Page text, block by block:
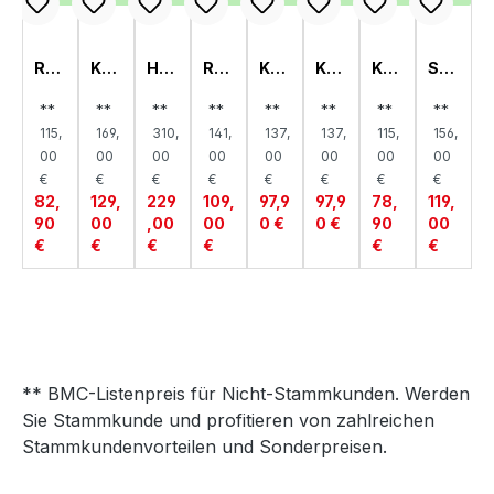
RE
L
HM
AL,
OP
TIM
US
**
115,
00
€
82,
90
€
KO
OD
OP
TIM
US
**
169,
00
€
129,
00
€
HO
SC
AN
K,
OP
TIM
US
**
310,
00
€
229
,00
€
RE
L
HM
AL,
OP
TIM
US
**
141,
00
€
109,
00
€
KO
OD
OP
TIM
US
**
137,
00
€
97,9
0 €
KO
OD
OP
TIM
US
**
137,
00
€
97,9
0 €
KO
OD
OP
TIM
US
**
115,
00
€
78,
90
€
SC
EIB
CH,
OP
TIM
US
**
156,
00
€
119,
00
€
** BMC-Listenpreis für Nicht-Stammkunden. Werden
Sie Stammkunde und profitieren von zahlreichen
Stammkundenvorteilen und Sonderpreisen.